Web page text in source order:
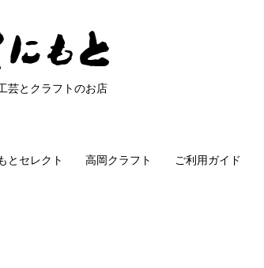
芸とクラフトのお店
とセレクト 高岡クラフト ご利用ガイド